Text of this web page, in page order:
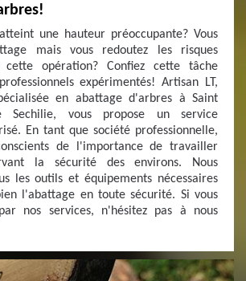
une hauteur préoccupante? Vous
mais vous redoutez les risques
cette opération? Confiez cette tâche
expérimentés! Artisan LT,
en abattage d'arbres à Saint
Sechilie, vous propose un service
En tant que société professionnelle,
de l'importance de travailler
la sécurité des environs. Nous
les outils et équipements nécessaires
l'abattage en toute sécurité. Si vous
nos services, n'hésitez pas à nous